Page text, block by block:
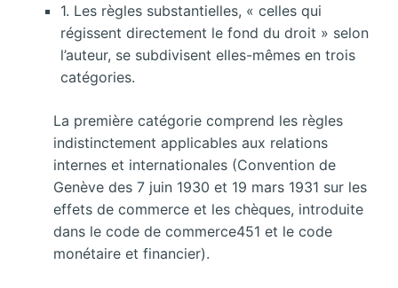
1. Les règles substantielles, « celles qui
régissent directement le fond du droit » selon
l’auteur, se subdivisent elles-mêmes en trois
catégories.
La première catégorie comprend les règles
indistinctement applicables aux relations
internes et internationales (Convention de
Genève des 7 juin 1930 et 19 mars 1931 sur les
effets de commerce et les chèques, introduite
dans le code de commerce451 et le code
monétaire et financier).